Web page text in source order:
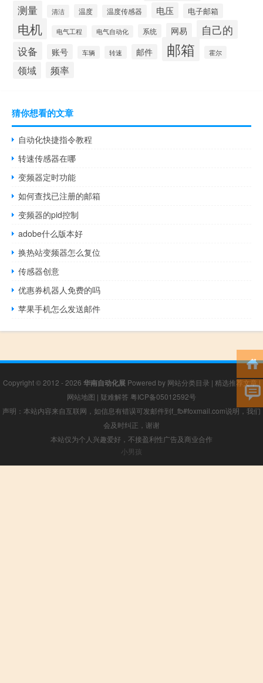
测量 清洁 温度 温度传感器 电压 电子邮箱
电机 电气工程 电气自动化 系统 网易 自己的
设备 账号 车辆 转速 邮件 邮箱 霍尔
领域 频率
猜你想看的文章
自动化快捷指令教程
转速传感器在哪
变频器定时功能
如何查找已注册的邮箱
变频器的pid控制
adobe什么版本好
换热站变频器怎么复位
传感器创意
优惠券机器人免费的吗
苹果手机怎么发送邮件
Copyright © 2012 - 2026 华南自动化展Powered by 网站分类目录 | 精选推荐文章|
网站地图 | 疑难解答 粤ICP备05012592号
声明：本站内容来自互联网，如信息有错误可发邮件到f_fb#foxmail.com说明，我们
会及时纠正，谢谢
本站仅为个人兴趣爱好，不接盈利性广告及商业合作
小男孩